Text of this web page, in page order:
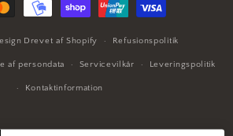
Drevet af Shopify Refusionspolitik
af persondata Servicevilkår Leveringspolitik
Kontaktinformation